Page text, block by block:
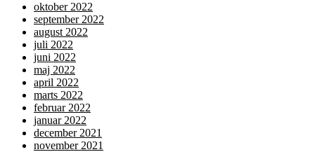
oktober 2022
september 2022
august 2022
juli 2022
juni 2022
maj 2022
april 2022
marts 2022
februar 2022
januar 2022
december 2021
november 2021